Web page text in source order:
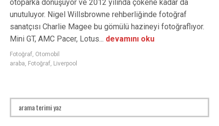
otoparka dönüşüyor ve 2012 yılında çökene kadar da
unutuluyor. Nigel Willsbrowne rehberliğinde fotoğraf
sanatçısı Charlie Magee bu gömülü hazineyi fotoğraflıyor.
Mini GT, AMC Pacer, Lotus... devamını oku
Fotoğraf Otomobil
araba Fotoğraf Liverpool